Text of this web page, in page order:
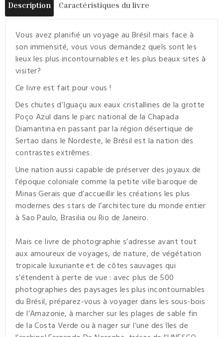
Description Caractéristiques du livre
Vous avez planifié un voyage au Brésil mais face à
son immensité, vous vous demandez quels sont les
lieux les plus incontournables et les plus beaux sites à
visiter?
Ce livre est fait pour vous !
Des chutes d’Iguaçu aux eaux cristallines de la grotte
Poço Azul dans le parc national de la Chapada
Diamantina en passant par la région désertique de
Sertao dans le Nordeste, le Brésil est la nation des
contrastes extrêmes.
Une nation aussi capable de préserver des joyaux de
l’époque coloniale comme la petite ville baroque de
Minas Gerais que d’accueillir les créations les plus
modernes des stars de l’architecture du monde entier
à Sao Paulo, Brasilia ou Rio de Janeiro.
Mais ce livre de photographie s’adresse avant tout
aux amoureux de voyages, de nature, de végétation
tropicale luxuriante et de côtes sauvages qui
s’étendent à perte de vue : avec plus de 500
photographies des paysages les plus incontournables
du Brésil, préparez-vous à voyager dans les sous-bois
de l’Amazonie, à marcher sur les plages de sable fin
de la Costa Verde ou à nager sur l’une des îles de